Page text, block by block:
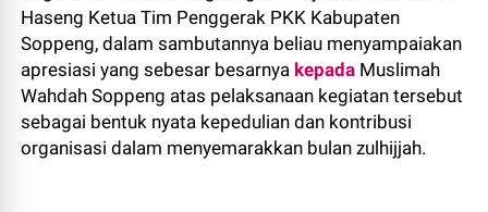
Haseng Ketua Tim Penggerak PKK Kabupaten
Soppeng, dalam sambutannya beliau menyampaiakan
apresiasi yang sebesar besarnya kepada Muslimah
Wahdah Soppeng atas pelaksanaan kegiatan tersebut
sebagai bentuk nyata kepedulian dan kontribusi
organisasi dalam menyemarakkan bulan zulhijjah.